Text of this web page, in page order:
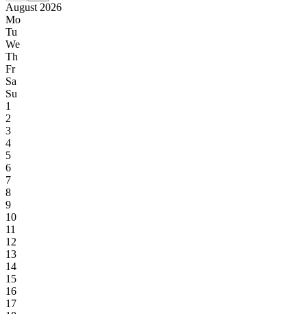
August 2026
Mo
Tu
We
Th
Fr
Sa
Su
1
2
3
4
5
6
7
8
9
10
11
12
13
14
15
16
17